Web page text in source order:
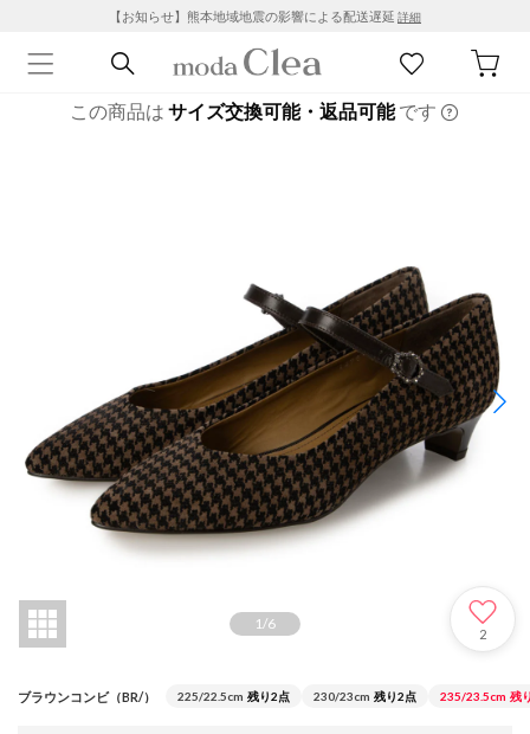
【お知らせ】熊本地域地震の影響による配送遅延 詳細
この商品は サイズ交換可能・返品可能です
1/6
2
ブラウンコンビ（BR/） 225/22.5cm 残り2点 230/23cm 残り2点 235/23.5cm 残